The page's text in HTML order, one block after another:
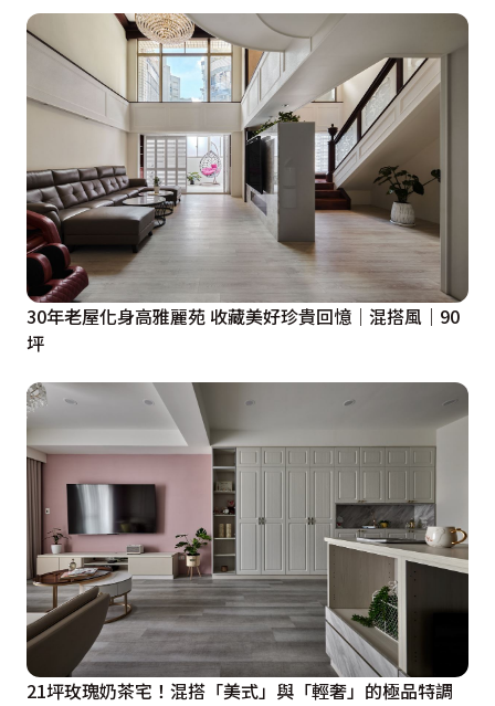
30年老屋化身高雅麗苑 收藏美好珍貴回憶｜混搭風｜90
坪
21坪玫瑰奶茶宅！混搭「美式」與「輕奢」的極品特調